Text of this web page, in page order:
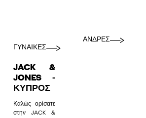
ΓΥΝΑΙΚΕΣ
ΑΝΔΡΕΣ
JACK &
JONES -
ΚΎΠΡΟΣ
Καλώς ορίσατε
στην JACK &